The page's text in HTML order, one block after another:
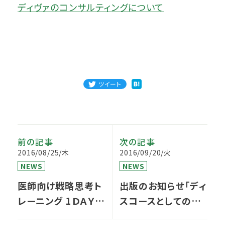
ディヴァのコンサルティングについて
ツイート
前の記事
2016/08/25/木
NEWS
医師向け戦略思考ト
レーニング 1ＤＡＹセ
次の記事
2016/09/20/火
NEWS
出版のお知らせ「ディ
スコースとしての心